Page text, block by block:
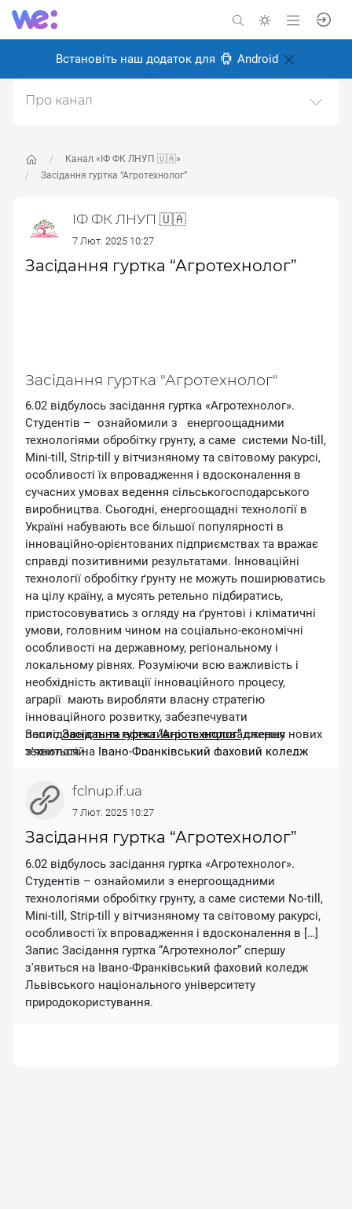
Встановіть наш додаток для Android
Канал «ІФ ФК ЛНУП 🇺🇦»
Засідання гуртка “Агротехнолог”
ІФ ФК ЛНУП 🇺🇦
7 Лют. 2025 10:27
Засідання гуртка “Агротехнолог”
Засідання гуртка "Агротехнолог"
6.02 відбулось засідання гуртка «Агротехнолог».
Студентів – ознайомили з енергоощадними
технологіями обробітку грунту, а саме системи No-till,
Mini-till, Strip-till у вітчизняному та світовому ракурсі,
особливості їх впровадження і вдосконалення в
сучасних умовах ведення сільськогосподарського
виробництва. Сьогодні, енергоощадні технології в
Україні набувають все більшої популярності в
інноваційно-орієнтованих підприємствах та вражає
справді позитивними результатами. Інноваційні
технології обробітку ґрунту не можуть поширюватись
на цілу країну, а мусять ретельно підбиратись,
пристосовуватись з огляду на ґрунтові і кліматичні
умови, головним чином на соціально-економічні
особливості на державному, регіональному і
локальному рівнях. Розуміючи всю важливість і
необхідність активації інноваційного процесу,
аграрії мають виробляти власну стратегію
інноваційного розвитку, забезпечувати
послідовність та ефективність впровадження нових
технологій.
комплексних та чітко систематизованих знань про
майбутнє нововведення, вивчення досвіду
передових господарств з використання даної
[See image gallery at fclnup.if.ua]
ЗаписЗасідання гуртка “Агротехнолог”спершу
з'явиться на Івано-Франківський фаховий коледж
природокористування
fclnup.if.ua
7 Лют. 2025 10:27
Засідання гуртка “Агротехнолог”
6.02 відбулось засідання гуртка «Агротехнолог».
Студентів – ознайомили з енергоощадними
технологіями обробітку грунту, а саме системи No-till,
Mini-till, Strip-till у вітчизняному та світовому ракурсі,
особливості їх впровадження і вдосконалення в […]
Запис Засідання гуртка “Агротехнолог” спершу
з'явиться на Івано-Франківський фаховий коледж
Львівського національного університету
природокористування.
Про канал
Університету Природокористування 🌳